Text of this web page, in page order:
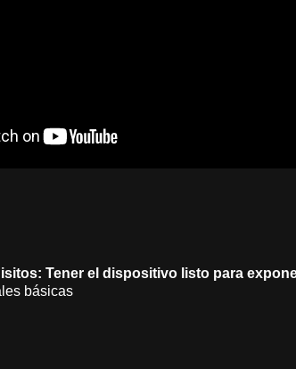
Tener el dispositivo listo para
básicas